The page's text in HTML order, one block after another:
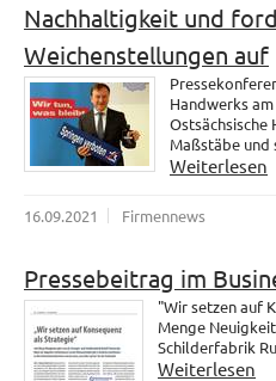
Nachhaltigkeit und
Weichenstellungen auf
Handwerks
Maßstäbe und
Weiterlesen
16.09.2021 Firmennews
Pressebeitrag im
"Wir setzen auf
Menge
Schilderfabrik
Weiterlesen